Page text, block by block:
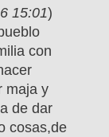
15:01)
con
maja y
de dar
cosas,de